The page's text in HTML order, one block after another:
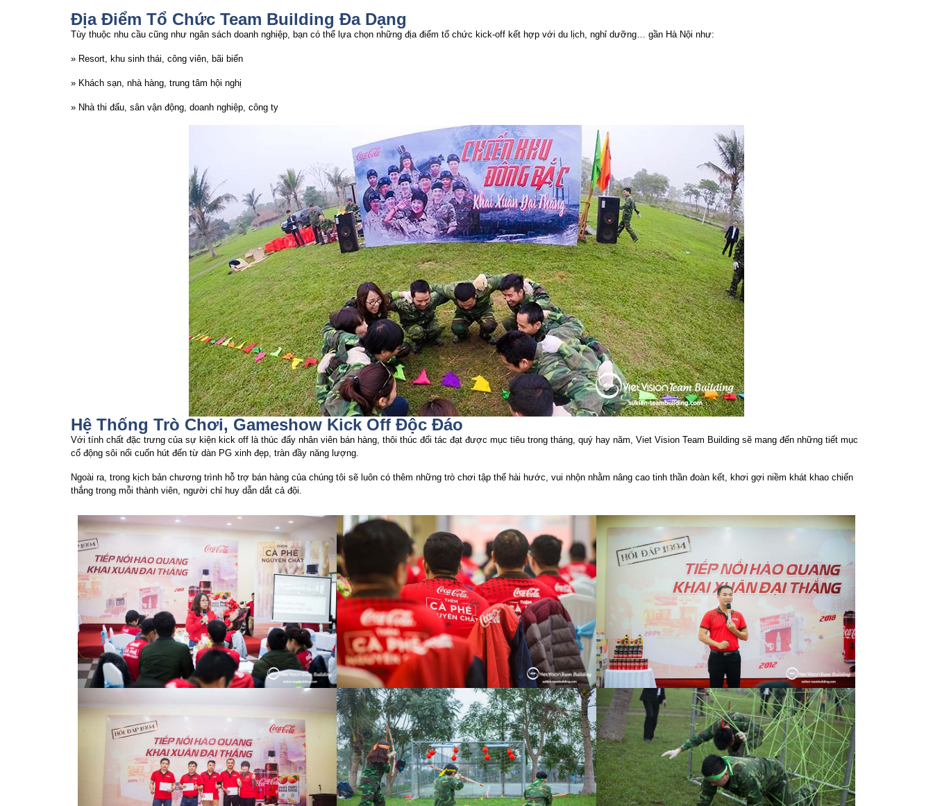
Địa Điểm Tổ Chức Team Building Đa Dạng
Tùy thuộc nhu cầu cũng như ngân sách doanh nghiệp, bạn có thể lựa chọn những địa điểm tổ chức kick-off kết hợp với du lịch, nghỉ dưỡng… gần Hà Nội như:
» Resort, khu sinh thái, công viên, bãi biển
» Khách sạn, nhà hàng, trung tâm hội nghị
» Nhà thi đấu, sân vận động, doanh nghiệp, công ty
Hệ Thống Trò Chơi, Gameshow Kick Off Độc Đáo
Với tính chất đặc trưng của sự kiện kick off là thúc đẩy nhân viên bán hàng, thôi thúc đối tác đạt được mục tiêu trong tháng, quý hay năm, Viet Vision Team Building sẽ mang đến những tiết mục
cổ động sôi nổi cuốn hút đến từ dàn PG xinh đẹp, tràn đầy năng lượng.
Ngoài ra, trong kịch bản chương trình hỗ trợ bán hàng của chúng tôi sẽ luôn có thêm những trò chơi tập thể hài hước, vui nhộn nhằm nâng cao tinh thần đoàn kết, khơi gợi niềm khát khao chiến
thắng trong mỗi thành viên, người chỉ huy dẫn dắt cả đội.